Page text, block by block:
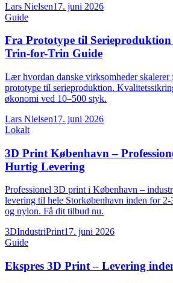
Lars Nielsen17. juni 2026
Guide
Fra Prototype til
Trin-for-Trin Guide
Lær hvordan danske virksomheder skalerer
prototype til serieproduktion.
økonomi ved 10–500 styk.
Lars Nielsen17. juni 2026
Lokalt
3D Print København –
Hurtig Levering
Professionel 3D print i København –
levering til hele Storkøbenhavn inden for 2-
og nylon. Få dit tilbud nu.
3DIndustriPrint17. juni 2026
Guide
Ekspres 3D Print – Levering